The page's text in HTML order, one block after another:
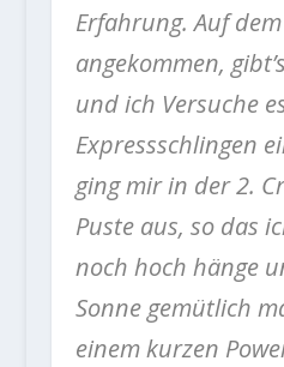
Erfahrung. Auf
angekommen,
und ich Versuche
Expressschlingen
ging mir in der 2.
Puste aus, so das
noch hoch hänge
Sonne gemütlich
einem kurzen